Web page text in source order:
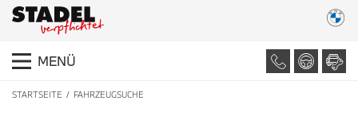
MENÜ
STARTSEITE FAHRZEUGSUCHE